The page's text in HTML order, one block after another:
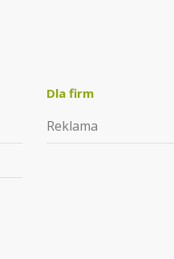
Dla firm
Reklama